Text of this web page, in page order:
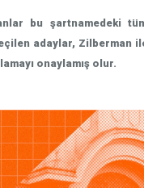
bu şartnamedeki
adaylar, Zilberman
onaylamış olur.